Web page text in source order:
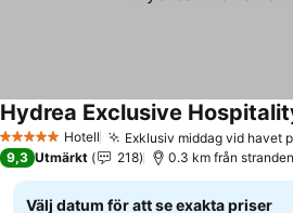
5 Stjärnor Hotell Exklusiv middag vid havet
Hydrea Exclusive
9,3 Utmärkt 218 0.3 km från stranden
Välj datum för att se exakta priser